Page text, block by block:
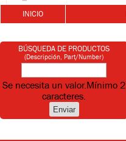
INICIO
BÚSQUEDA DE PRODUCTOS
(Descripción, Part/Number)
Se necesita un valor.Mínimo 2
caracteres.